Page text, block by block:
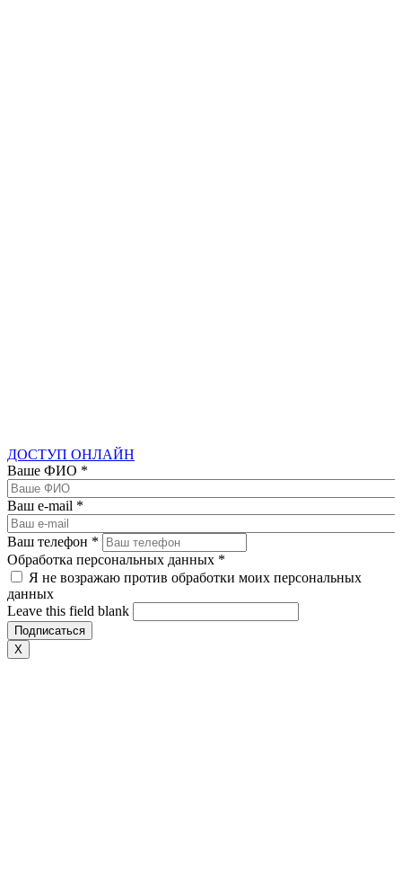
ДОСТУП ОНЛАЙН
Ваше ФИО *
Ваш e-mail *
Ваш телефон *
Обработка персональных данных *
Я не возражаю против обработки моих персональных
данных
Leave this field blank
X